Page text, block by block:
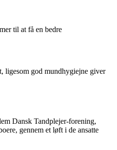
til at få en bedre
ligesom god mundhygiejne giver
Dansk Tandplejer-forening,
gennem et løft i de ansatte